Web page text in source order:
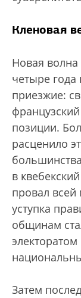
Кленовая
Новая волна
четыре года
приезжие:
позиции.
расценило
в
провал
уступка
общинам
электоратом
Затем